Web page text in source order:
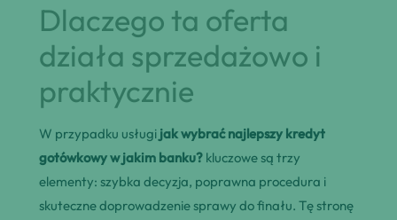
Dlaczego ta oferta
działa sprzedażowo i
praktycznie
W przypadku usługi jak wybrać najlepszy kredyt
gotówkowy w jakim banku? kluczowe są trzy
elementy: szybka decyzja, poprawna procedura i
skuteczne doprowadzenie sprawy do finału. Tę stronę